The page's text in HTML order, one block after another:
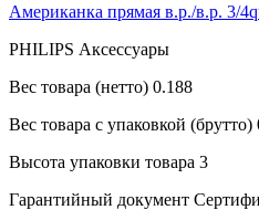
Американка прямая в.р./в.р. 3/
PHILIPS Аксессуары
Вес товара (нетто) 0.188
Вес товара с упаковкой (брутто)
Высота упаковки товара 3
Гарантийный документ